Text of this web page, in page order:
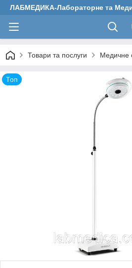
ЛАБМЕДИКА-Лабораторне та
Товари та послуги Медичне
Топ